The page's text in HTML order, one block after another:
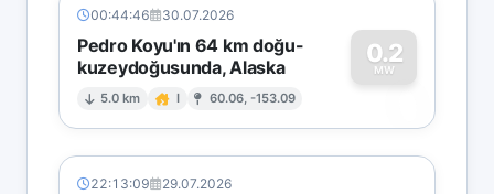
00:44:46 30.07.2026
Pedro Koyu'ın 64 km doğu-
kuzeydoğusunda, Alaska
5.0 km I 60.06, -153.09
0.2
MW
0
22:13:09 29.07.2026